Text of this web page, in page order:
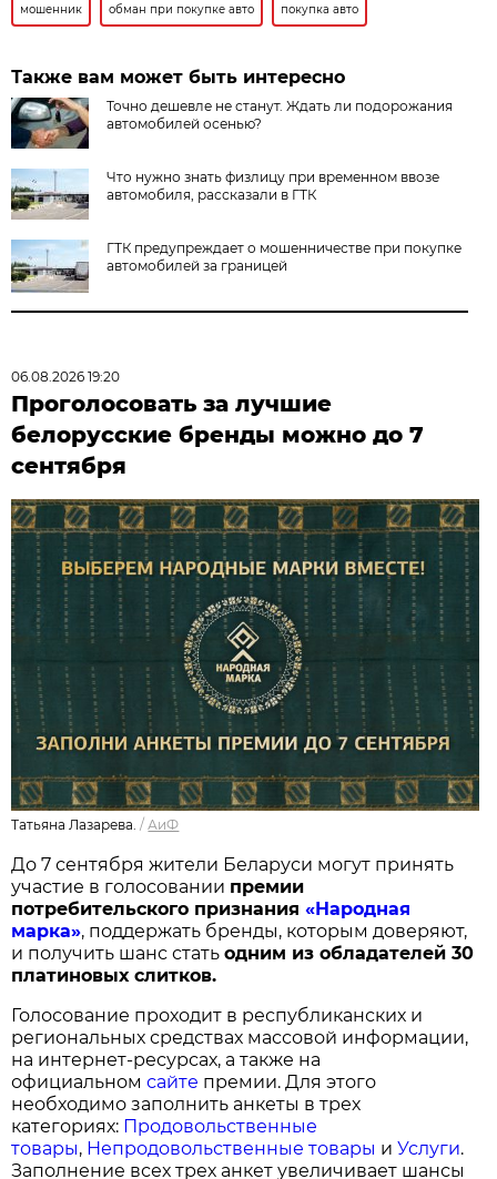
мошенник обман при покупке авто покупка авто
Также вам может быть интересно
Точно дешевле не станут. Ждать ли подорожания
автомобилей осенью?
Что нужно знать физлицу при временном ввозе
автомобиля, рассказали в ГТК
ГТК предупреждает о мошенничестве при покупке
автомобилей за границей
06.08.2026 19:20
Проголосовать за лучшие
белорусские бренды можно до 7
сентября
Татьяна Лазарева. /АиФ
До 7 сентября жители Беларуси могут принять
участие в голосовании премии
потребительского признания«Народная
марка», поддержать бренды, которым доверяют,
и получить шанс статьодним из обладателей 30
платиновых слитков.
Голосование проходит в республиканских и
региональных средствах массовой информации,
на интернет-ресурсах, а также на
официальномсайте премии. Для этого
необходимо заполнить анкеты в трех
категориях: Продовольственные
товары, Непродовольственные товары иУслуги.
Заполнение всех трех анкет увеличивает шансы